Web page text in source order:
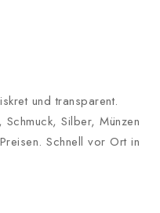
und transparent.
Silber, Münzen
Schnell vor Ort in